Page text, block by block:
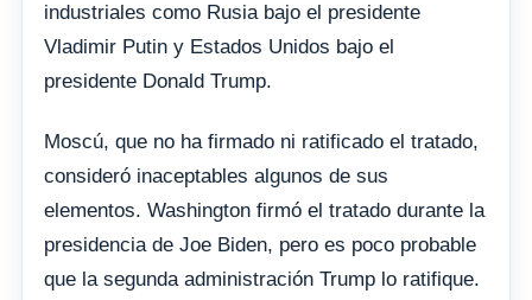
industriales como Rusia bajo el presidente
Vladimir Putin y Estados Unidos bajo el
presidente Donald Trump.
Moscú, que no ha firmado ni ratificado el tratado,
consideró inaceptables algunos de sus
elementos. Washington firmó el tratado durante la
presidencia de Joe Biden, pero es poco probable
que la segunda administración Trump lo ratifique.